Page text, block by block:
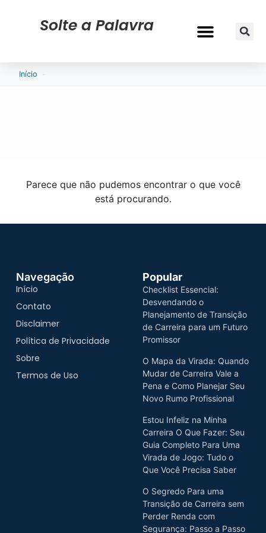
Solte a Palavra
Início -
Parece que não pudemos encontrar o que você
está procurando.
Navegação
Início
Contato
Disclaimer
Política de Privacidade
Sobre
Termos de Uso
Popular
Checklist Essencial:
Desvendando o
Planejamento de Transição
de Carreira para um Futuro
Promissor
O Mapa da Virada: Quando
Mudar de Carreira Vale a
Pena e Como Planejar Seu
Novo Rumo Profissional
Estou Infeliz na Minha
Carreira O Que Fazer: Seu
Guia Completo Para Uma
Virada de Jogo: Tudo o
Que Você Precisa Saber
O Segredo Para uma
Transição de Carreira sem
Perder Renda com
Segurança: Passo a Passo